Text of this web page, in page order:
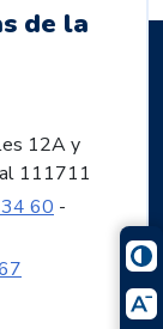
de la
12A y
111711
60 -